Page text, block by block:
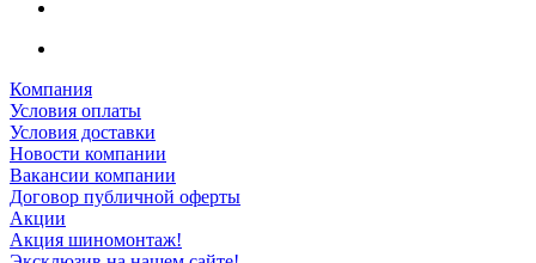
Компания
Условия оплаты
Условия доставки
Новости компании
Вакансии компании
Договор публичной оферты
Акции
Акция шиномонтаж!